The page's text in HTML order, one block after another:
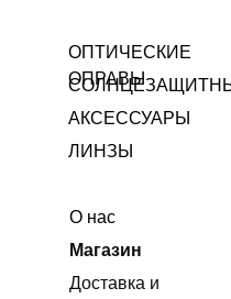
ОПТИЧЕСКИЕ
ОПРАВЫ
Магазин
О нас
Доставка и
ЛИНЗЫ
АКСЕССУАРЫ